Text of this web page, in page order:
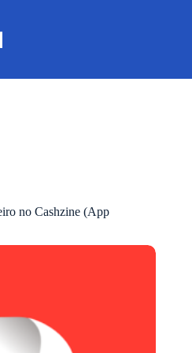
no Cashzine (App